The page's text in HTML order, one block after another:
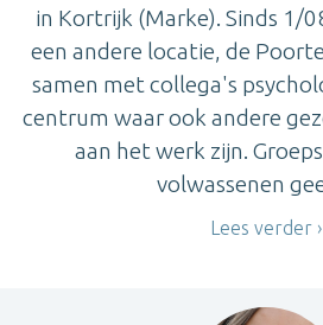
in Kortrijk (Marke). Sinds 1/
een andere locatie, de
samen met collega's
centrum waar ook andere
aan het werk zijn.
volwassenen
Lees verder